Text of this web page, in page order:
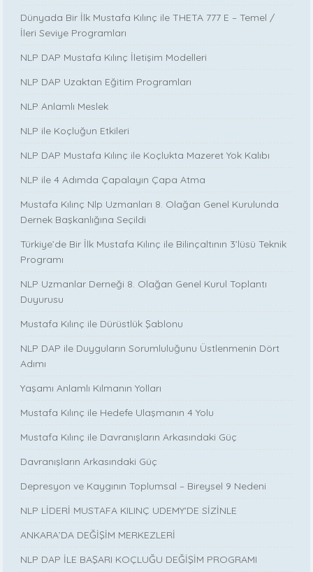
Dünyada Bir İlk Mustafa Kılınç ile THETA 777 E – Temel /
İleri Seviye Programları
NLP DAP Mustafa Kılınç İletişim Modelleri
NLP DAP Uzaktan Eğitim Programları
NLP Anlamlı Meslek
NLP ile Koçluğun Etkileri
NLP DAP Mustafa Kılınç ile Koçlukta Mazeret Yok Kalıbı
NLP ile 4 Adımda Çapalayın Çapa Atma
Mustafa Kılınç Nlp Uzmanları 8. Olağan Genel Kurulunda
Dernek Başkanlığına Seçildi
Türkiye’de Bir İlk Mustafa Kılınç ile Bilinçaltının 3’lüsü Teknik
Programı
NLP Uzmanlar Derneği 8. Olağan Genel Kurul Toplantı
Duyurusu
Mustafa Kılınç ile Dürüstlük Şablonu
NLP DAP ile Duyguların Sorumluluğunu Üstlenmenin Dört
Adımı
Yaşamı Anlamlı Kılmanın Yolları
Mustafa Kılınç ile Hedefe Ulaşmanın 4 Yolu
Mustafa Kılınç ile Davranışların Arkasındaki Güç
Davranışların Arkasındaki Güç
Depresyon ve Kaygının Toplumsal – Bireysel 9 Nedeni
NLP LİDERİ MUSTAFA KILINÇ UDEMY'DE SİZİNLE
ANKARA’DA DEĞİŞİM MERKEZLERİ
NLP DAP İLE BAŞARI KOÇLUĞU DEĞİŞİM PROGRAMI